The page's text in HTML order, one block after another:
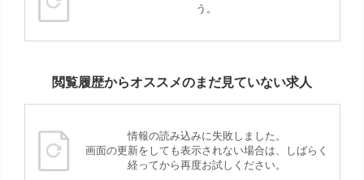
う。
閲覧履歴からオススメのまだ見ていない求人
情報の読み込みに失敗しました。
画面の更新をしても表示されない場合は、しばらく
経ってから再度お試しください。